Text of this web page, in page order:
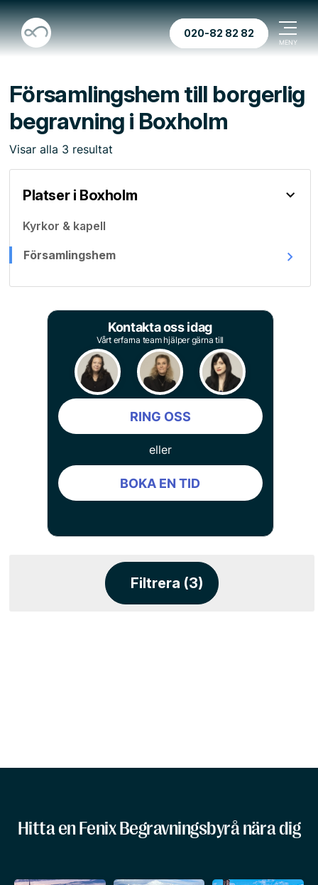
020-82 82 82
Församlingshem till borgerlig
begravning i Boxholm
Visar alla 3 resultat
Platser i Boxholm
Kyrkor & kapell
Församlingshem
Kontakta oss idag
Vårt erfarna team hjälper gärna till
RING OSS
eller
BOKA EN TID
Filtrera (3)
Hitta en Fenix Begravningsbyrå nära dig